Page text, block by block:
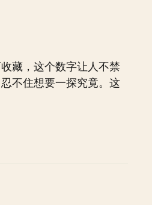
藏，这个数字让人不禁
不住想要一探究竟。这